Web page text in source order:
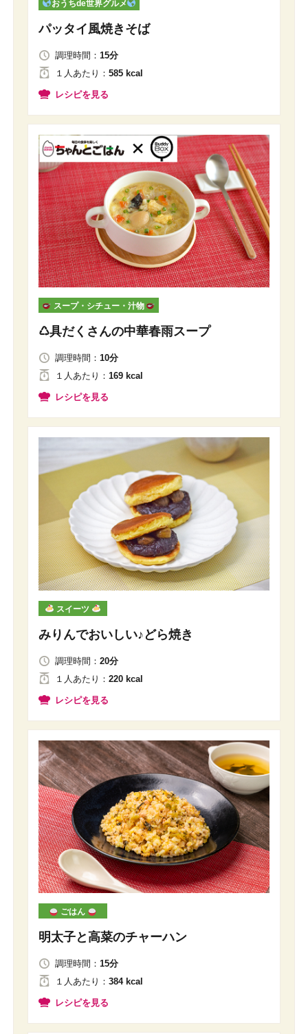
おうちde世界グルメ
パッタイ風焼きそば
調理時間： 15分
１人あたり ： 585 kcal
レシピを見る
スープ・シチュー・汁物
♺具だくさんの中華春雨スープ
調理時間： 10分
１人あたり ： 169 kcal
レシピを見る
スイーツ
みりんでおいしい♪どら焼き
調理時間： 20分
１人 あたり ： 220 kcal
レシピを見る
ごはん
明太子と高菜のチャーハン
調理時間： 15分
１人あたり ： 384 kcal
レシピを見る